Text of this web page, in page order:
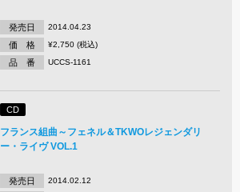
発売日 2014.04.23
価 格 ¥2,750 (税込)
品 番 UCCS-1161
CD
フランス組曲～フェネル＆TKWOレジェンダリ
ー・ライヴ VOL.1
発売日 2014.02.12